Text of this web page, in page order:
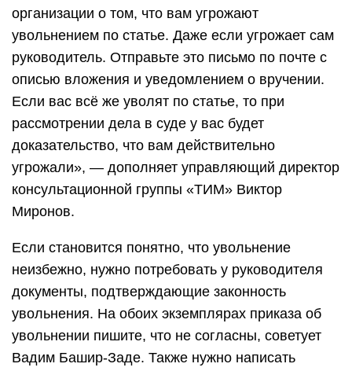
организации о том, что вам угрожают
увольнением по статье. Даже если угрожает сам
руководитель. Отправьте это письмо по почте с
описью вложения и уведомлением о вручении.
Если вас всё же уволят по статье, то при
рассмотрении дела в суде у вас будет
доказательство, что вам действительно
угрожали», — дополняет управляющий директор
консультационной группы «ТИМ» Виктор
Миронов.
Если становится понятно, что увольнение
неизбежно, нужно потребовать у руководителя
документы, подтверждающие законность
увольнения. На обоих экземплярах приказа об
увольнении пишите, что не согласны, советует
Вадим Башир-Заде. Также нужно написать